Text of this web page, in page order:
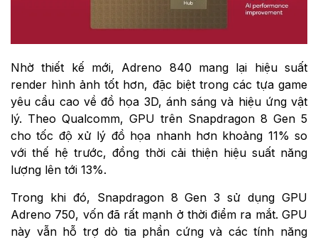
Nhờ thiết kế mới, Adreno 840 mang lại hiệu suất
render hình ảnh tốt hơn, đặc biệt trong các tựa game
yêu cầu cao về đồ họa 3D, ánh sáng và hiệu ứng vật
lý. Theo Qualcomm, GPU trên Snapdragon 8 Gen 5
cho tốc độ xử lý đồ họa nhanh hơn khoảng 11% so
với thế hệ trước, đồng thời cải thiện hiệu suất năng
lượng lên tới 13%.
Trong khi đó, Snapdragon 8 Gen 3 sử dụng GPU
Adreno 750, vốn đã rất mạnh ở thời điểm ra mắt. GPU
này vẫn hỗ trợ dò tia phần cứng và các tính năng